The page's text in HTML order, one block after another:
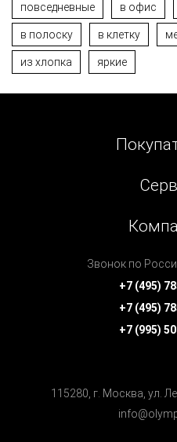
повседневные в офис
в полоску в клетку
из хлопка яркие
Звонок по
+7 (495)
+7 (495)
+7 (995)
115280, г. Москва, ул.